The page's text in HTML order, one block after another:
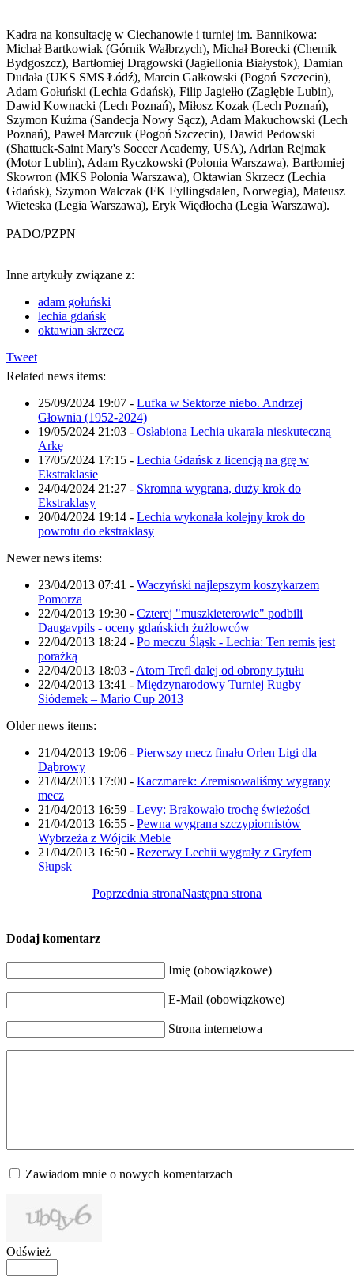
Kadra na konsultację w Ciechanowie i turniej im. Bannikowa:
Michał Bartkowiak (Górnik Wałbrzych), Michał Borecki (Chemik
Bydgoszcz), Bartłomiej Drągowski (Jagiellonia Białystok), Damian
Dudała (UKS SMS Łódź), Marcin Gałkowski (Pogoń Szczecin),
Adam Gołuński (Lechia Gdańsk), Filip Jagiełło (Zagłębie Lubin),
Dawid Kownacki (Lech Poznań), Miłosz Kozak (Lech Poznań),
Szymon Kuźma (Sandecja Nowy Sącz), Adam Makuchowski (Lech
Poznań), Paweł Marczuk (Pogoń Szczecin), Dawid Pedowski
(Shattuck-Saint Mary's Soccer Academy, USA), Adrian Rejmak
(Motor Lublin), Adam Ryczkowski (Polonia Warszawa), Bartłomiej
Skowron (MKS Polonia Warszawa), Oktawian Skrzecz (Lechia
Gdańsk), Szymon Walczak (FK Fyllingsdalen, Norwegia), Mateusz
Wieteska (Legia Warszawa), Eryk Więdłocha (Legia Warszawa).
PADO/PZPN
Inne artykuły związane z:
adam gołuński
lechia gdańsk
oktawian skrzecz
Tweet
Related news items:
25/09/2024 19:07 - Lufka w Sektorze niebo. Andrzej
Głownia (1952-2024)
19/05/2024 21:03 - Osłabiona Lechia ukarała nieskuteczną
Arkę
17/05/2024 17:15 - Lechia Gdańsk z licencją na grę w
Ekstraklasie
24/04/2024 21:27 - Skromna wygrana, duży krok do
Ekstraklasy
20/04/2024 19:14 - Lechia wykonała kolejny krok do
powrotu do ekstraklasy
Newer news items:
23/04/2013 07:41 - Waczyński najlepszym koszykarzem
Pomorza
22/04/2013 19:30 - Czterej "muszkieterowie" podbili
Daugavpils - oceny gdańskich żużlowców
22/04/2013 18:24 - Po meczu Śląsk - Lechia: Ten remis jest
porażką
22/04/2013 18:03 - Atom Trefl dalej od obrony tytułu
22/04/2013 13:41 - Międzynarodowy Turniej Rugby
Siódemek – Mario Cup 2013
Older news items:
21/04/2013 19:06 - Pierwszy mecz finału Orlen Ligi dla
Dąbrowy
21/04/2013 17:00 - Kaczmarek: Zremisowaliśmy wygrany
mecz
21/04/2013 16:59 - Levy: Brakowało trochę świeżości
21/04/2013 16:55 - Pewna wygrana szczypiornistów
Wybrzeża z Wójcik Meble
21/04/2013 16:50 - Rezerwy Lechii wygrały z Gryfem
Słupsk
Poprzednia stronaNastępna strona
Dodaj komentarz
Imię (obowiązkowe)
E-Mail (obowiązkowe)
Strona internetowa
Zawiadom mnie o nowych komentarzach
Odśwież